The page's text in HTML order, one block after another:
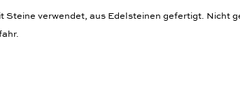
verwendet, aus Edelsteinen gefertigt. Nicht